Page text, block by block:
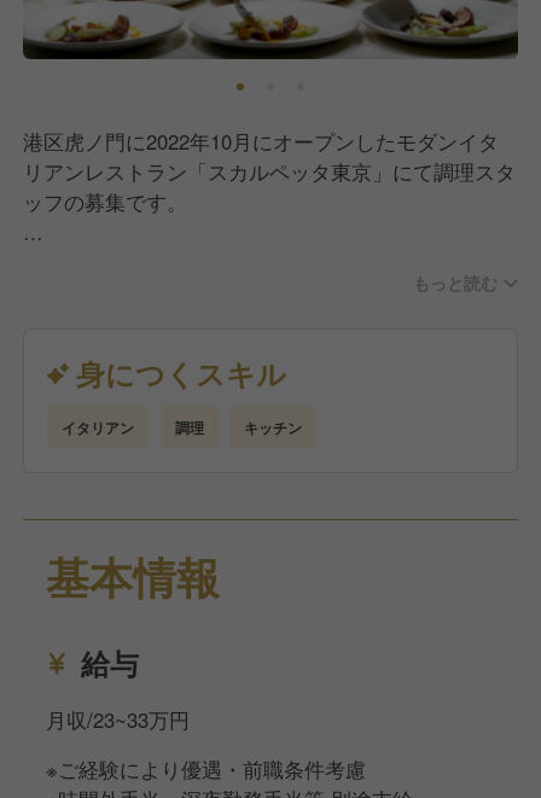
港区虎ノ門に2022年10月にオープンしたモダンイタ
リアンレストラン「スカルペッタ東京」にて調理スタ
ッフの募集です。
・食材や各種備品類の在庫管理、発注作業等
※変更の範囲（業務内容）：当社の各業務
もっと読む
身につくスキル
イタリアン 調理 キッチン
基本情報
給与
月収/23~33万円
※ご経験により優遇・前職条件考慮